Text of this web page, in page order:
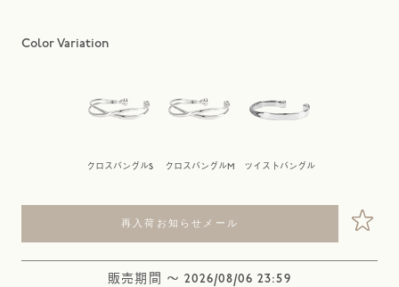
クロスバングルS クロスバングルM ツイストバングル
再入荷お知らせメール
販売期間 〜 2026/08/06 23:59